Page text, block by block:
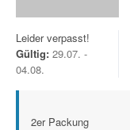
Leider verpasst!
Gültig: 29.07. -
04.08.
2er Packung